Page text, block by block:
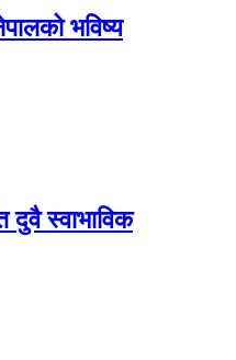
भविष्य
दुवै स्वाभाविक